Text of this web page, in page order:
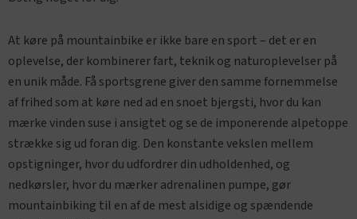
At køre på mountainbike er ikke bare en sport – det er en
oplevelse, der kombinerer fart, teknik og naturoplevelser på
en unik måde. Få sportsgrene giver den samme fornemmelse
af frihed som at køre ned ad en snoet bjergsti, hvor du kan
mærke vinden suse i ansigtet og se de imponerende alpetoppe
strække sig ud foran dig. Den konstante vekslen mellem
opstigninger, hvor du udfordrer din udholdenhed, og
nedkørsler, hvor du mærker adrenalinen pumpe, gør
mountainbiking til en af de mest alsidige og spændende